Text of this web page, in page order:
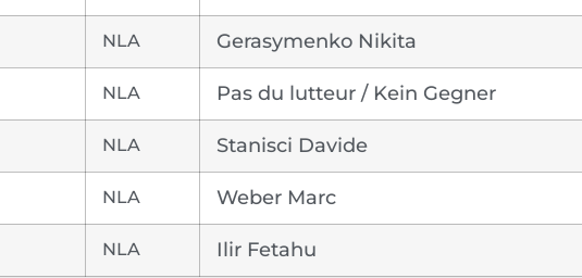
NLA Gerasymenko Nikita
NLA Pas du lutteur / Kein Gegner
NLA Stanisci Davide
NLA Weber Marc
NLA Ilir Fetahu